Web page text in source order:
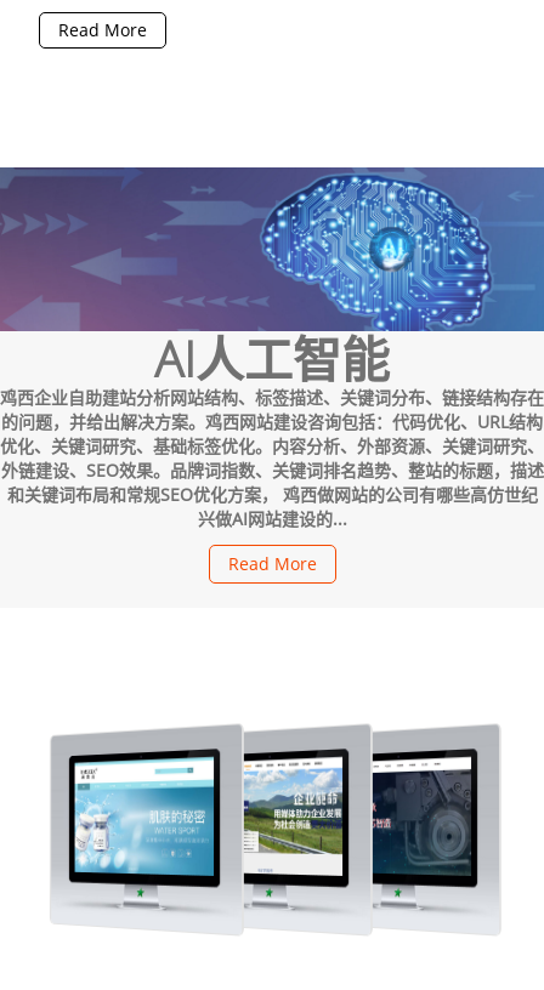
Read More
AI人工智能
鸡西企业自助建站分析网站结构、标签描述、关键词分布、链接结构存在
的问题，并给出解决方案。鸡西网站建设咨询包括：代码优化、URL结构
优化、关键词研究、基础标签优化。内容分析、外部资源、关键词研究、
外链建设、SEO效果。品牌词指数、关键词排名趋势、整站的标题，描述
和关键词布局和常规SEO优化方案， 鸡西做网站的公司有哪些高仿世纪
兴做AI网站建设的...
Read More